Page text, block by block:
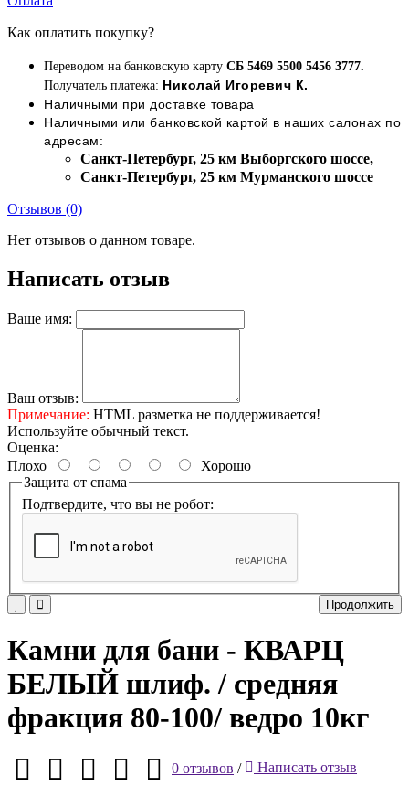
Как оплатить покупку?
Переводом на банковскую карту СБ 5469 5500 5456 3777.
Получатель платежа: Николай Игоревич К.
Наличными при доставке товара
Наличными или банковской картой в наших салонах по
адресам:
Cанкт-Петербург, 25 км Выборгского шоссе,
Cанкт-Петербург, 25 км Мурманского шоссе
Отзывов (0)
Нет отзывов о данном товаре.
Написать отзыв
Ваше имя:
Ваш отзыв:
Примечание: HTML разметка не поддерживается!
Используйте обычный текст.
Оценка:
Плохо
Хорошо
Защита от спама
Подтвердите, что вы не робот:
Продолжить
Камни для бани - КВАРЦ
БЕЛЫЙ шлиф. / средняя
фракция 80-100/ ведро 10кг
0 отзывов / Написать отзыв